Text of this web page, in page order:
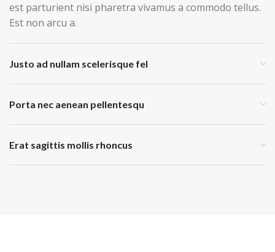
est parturient nisi pharetra vivamus a commodo tellus.
Est non arcu a.
Justo ad nullam scelerisque fel
Porta nec aenean pellentesqu
Erat sagittis mollis rhoncus